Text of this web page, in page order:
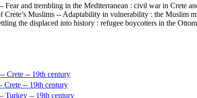
Fear and trembling in the Mediterranean : civil war in Crete
Crete’s Muslims -- Adaptability in vulnerability : the Muslim
the displaced into history : refugee boycotters in the
Crete -- 19th century
Crete -- 19th century
Turkey -- 19th century